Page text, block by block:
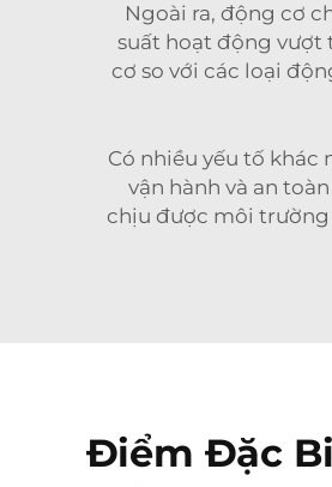
Ngoài ra, động cơ
suất hoạt động vượt
cơ so với các loại
Có nhiều yếu tố
vận hành và an
chịu được môi trường
Điểm Đặc